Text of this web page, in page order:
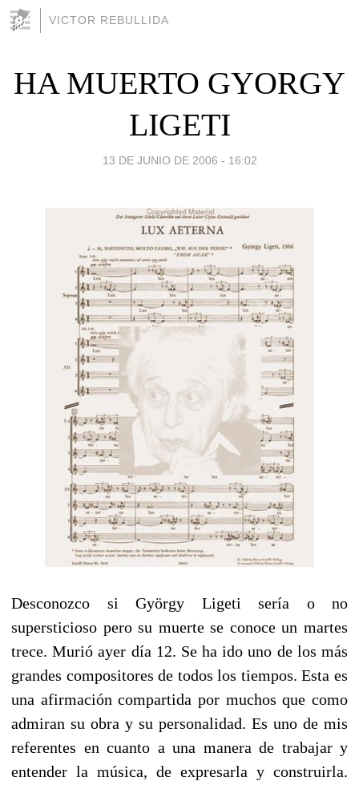
VICTOR REBULLIDA
HA MUERTO GYORGY
LIGETI
13 DE JUNIO DE 2006 - 16:02
Desconozco si György Ligeti sería o no
supersticioso pero su muerte se conoce un martes
trece. Murió ayer día 12. Se ha ido uno de los más
grandes compositores de todos los tiempos. Esta es
una afirmación compartida por muchos que como
admiran su obra y su personalidad. Es uno de mis
referentes en cuanto a una manera de trabajar y
entender la música, de expresarla y construirla.